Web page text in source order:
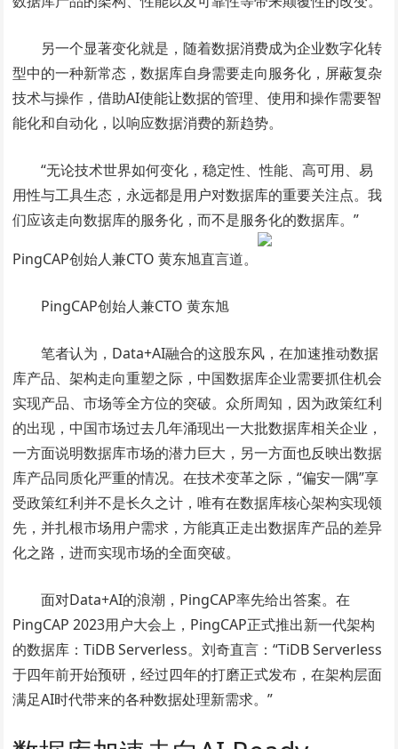
另一个显著变化就是，随着数据消费成为企业数字化转
型中的一种新常态，数据库自身需要走向服务化，屏蔽复杂
技术与操作，借助AI使能让数据的管理、使用和操作需要智
能化和自动化，以响应数据消费的新趋势。
“无论技术世界如何变化，稳定性、性能、高可用、易
用性与工具生态，永远都是用户对数据库的重要关注点。我
们应该走向数据库的服务化，而不是服务化的数据库。”
PingCAP创始人兼CTO 黄东旭直言道。
PingCAP创始人兼CTO 黄东旭
笔者认为，Data+AI融合的这股东风，在加速推动数据
库产品、架构走向重塑之际，中国数据库企业需要抓住机会
实现产品、市场等全方位的突破。众所周知，因为政策红利
的出现，中国市场过去几年涌现出一大批数据库相关企业，
一方面说明数据库市场的潜力巨大，另一方面也反映出数据
库产品同质化严重的情况。在技术变革之际，“偏安一隅”享
受政策红利并不是长久之计，唯有在数据库核心架构实现领
先，并扎根市场用户需求，方能真正走出数据库产品的差异
化之路，进而实现市场的全面突破。
面对Data+AI的浪潮，PingCAP率先给出答案。在
PingCAP 2023用户大会上，PingCAP正式推出新一代架构
的数据库：TiDB Serverless。刘奇直言：“TiDB Serverless
于四年前开始预研，经过四年的打磨正式发布，在架构层面
满足AI时代带来的各种数据处理新需求。”